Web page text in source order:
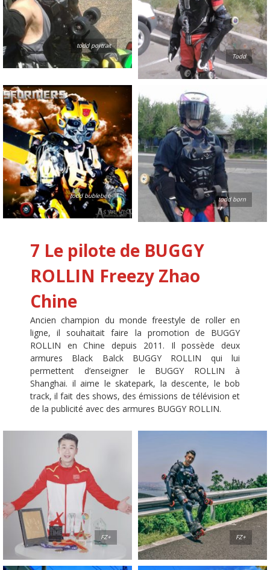
todd portrait
Todd
todd bublebee
todd born
7 Le pilote de BUGGY
ROLLIN Freezy Zhao
Chine
Ancien champion du monde freestyle de roller en
ligne, il souhaitait faire la promotion de BUGGY
ROLLIN en Chine depuis 2011. Il possède deux
armures Black Balck BUGGY ROLLIN qui lui
permettent d’enseigner le BUGGY ROLLIN à
Shanghai. il aime le skatepark, la descente, le bob
track, il fait des shows, des émissions de télévision et
de la publicité avec des armures BUGGY ROLLIN.
FZ+ FZ+